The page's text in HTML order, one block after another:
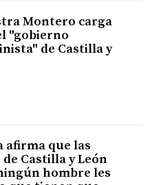
Montero carga
"gobierno
de Castilla y
afirma que las
Castilla y León
hombre les